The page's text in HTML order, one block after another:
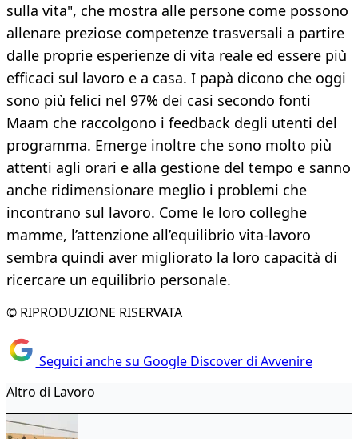
sulla vita", che mostra alle persone come possono
allenare preziose competenze trasversali a partire
dalle proprie esperienze di vita reale ed essere più
efficaci sul lavoro e a casa. I papà dicono che oggi
sono più felici nel 97% dei casi secondo fonti
Maam che raccolgono i feedback degli utenti del
programma. Emerge inoltre che sono molto più
attenti agli orari e alla gestione del tempo e sanno
anche ridimensionare meglio i problemi che
incontrano sul lavoro. Come le loro colleghe
mamme, l’attenzione all’equilibrio vita-lavoro
sembra quindi aver migliorato la loro capacità di
ricercare un equilibrio personale.
© RIPRODUZIONE RISERVATA
Seguici anche su Google Discover di Avvenire
Altro di Lavoro